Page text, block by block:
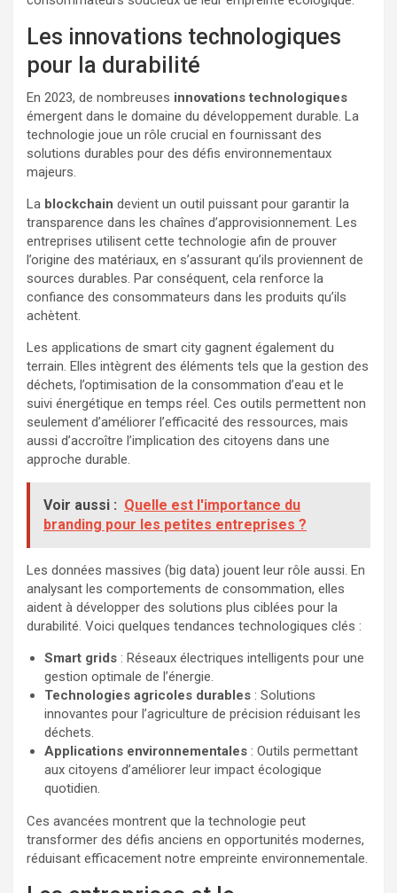
Les innovations technologiques
pour la durabilité
En 2023, de nombreuses innovations technologiques
émergent dans le domaine du développement durable. La
technologie joue un rôle crucial en fournissant des
solutions durables pour des défis environnementaux
majeurs.
La blockchain devient un outil puissant pour garantir la
transparence dans les chaînes d’approvisionnement. Les
entreprises utilisent cette technologie afin de prouver
l’origine des matériaux, en s’assurant qu’ils proviennent de
sources durables. Par conséquent, cela renforce la
confiance des consommateurs dans les produits qu’ils
achètent.
Les applications de smart city gagnent également du
terrain. Elles intègrent des éléments tels que la gestion des
déchets, l’optimisation de la consommation d’eau et le
suivi énergétique en temps réel. Ces outils permettent non
seulement d’améliorer l’efficacité des ressources, mais
aussi d’accroître l’implication des citoyens dans une
approche durable.
Voir aussi : Quelle est l'importance du
branding pour les petites entreprises ?
Les données massives (big data) jouent leur rôle aussi. En
analysant les comportements de consommation, elles
aident à développer des solutions plus ciblées pour la
durabilité. Voici quelques tendances technologiques clés :
Smart grids : Réseaux électriques intelligents pour une
gestion optimale de l’énergie.
Technologies agricoles durables : Solutions
innovantes pour l’agriculture de précision réduisant les
déchets.
Applications environnementales : Outils permettant
aux citoyens d’améliorer leur impact écologique
quotidien.
Ces avancées montrent que la technologie peut
transformer des défis anciens en opportunités modernes,
réduisant efficacement notre empreinte environnementale.